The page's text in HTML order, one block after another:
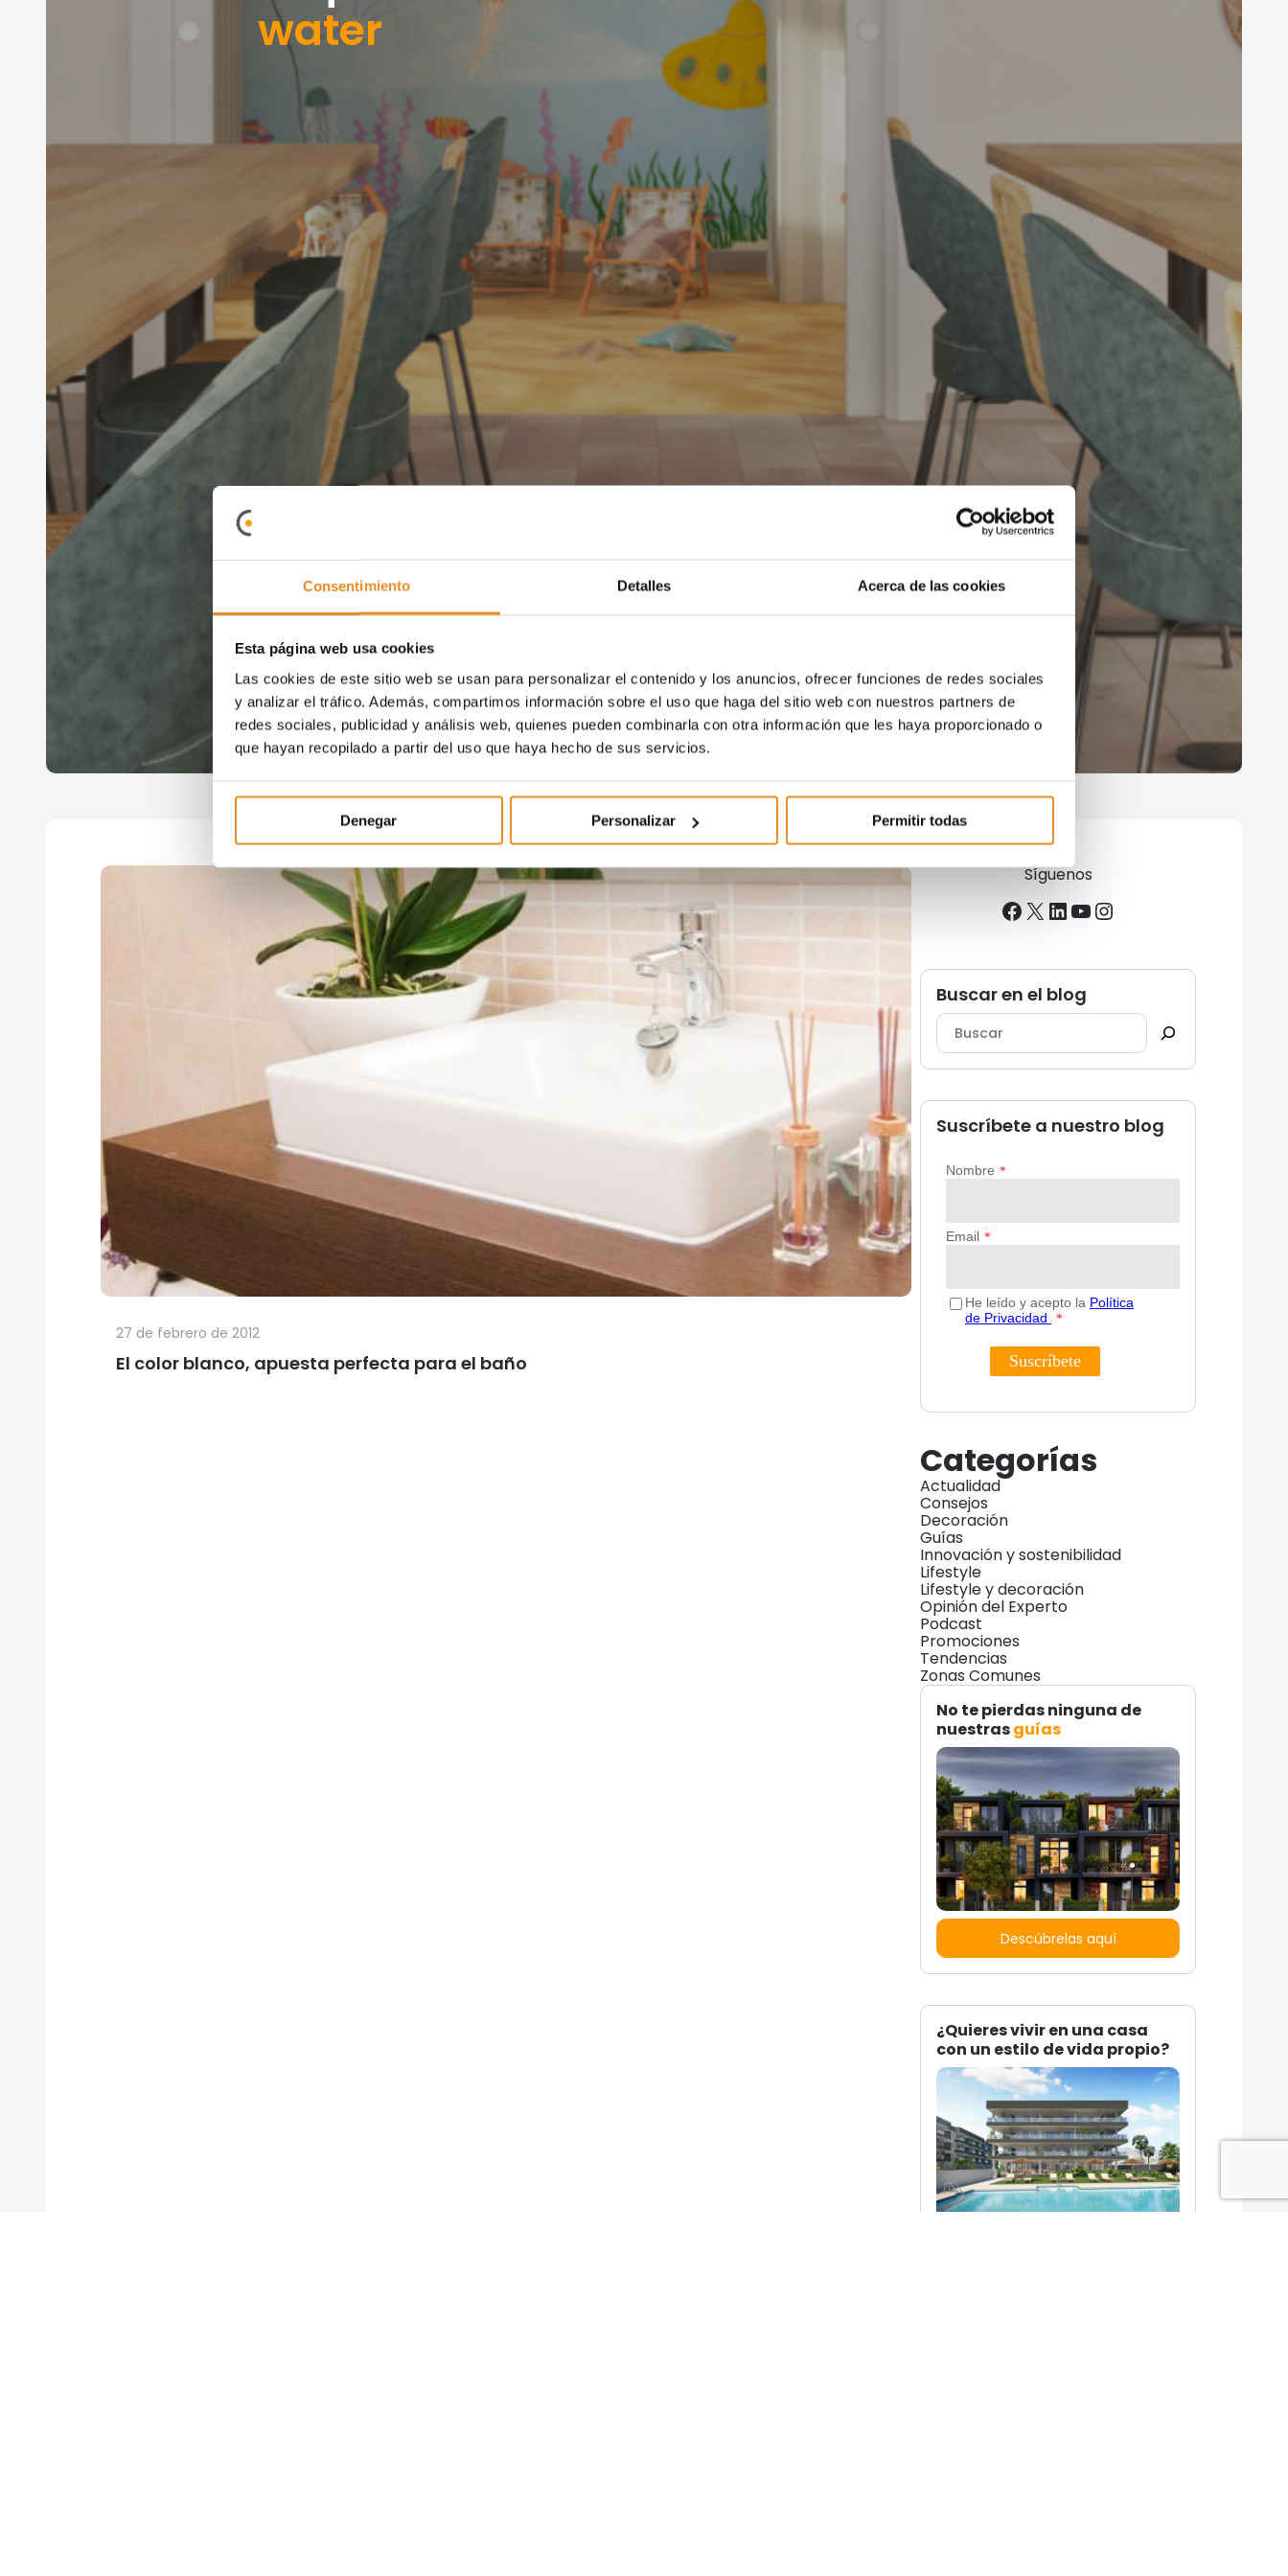
Consentimiento Detalles Acerca de las cookies
Esta página web usa cookies
Las cookies de este sitio web se usan para personalizar el contenido y los anuncios, ofrecer funciones de redes sociales
y analizar el tráfico. Además, compartimos información sobre el uso que haga del sitio web con nuestros partners de
redes sociales, publicidad y análisis web, quienes pueden combinarla con otra información que les haya proporcionado o
que hayan recopilado a partir del uso que haya hecho de sus servicios.
Denegar Personalizar Permitir todas
water
El color blanco, apuesta perfecta para el baño
27 de febrero de 2012
Síguenos
Facebook
X LinkedIn
YouTube
Instagram
Buscar en el blog
Suscríbete a nuestro blog
Categorías
Actualidad
Consejos
Decoración
Guías
Innovación y sostenibilidad
Lifestyle
Lifestyle y decoración
Opinión del Experto
Podcast
Promociones
Tendencias
Zonas Comunes
No te pierdas ninguna de
nuestrasguías
Descúbrelas aquí
¿Quieres vivir en una casa
con un estilo de vida propio?